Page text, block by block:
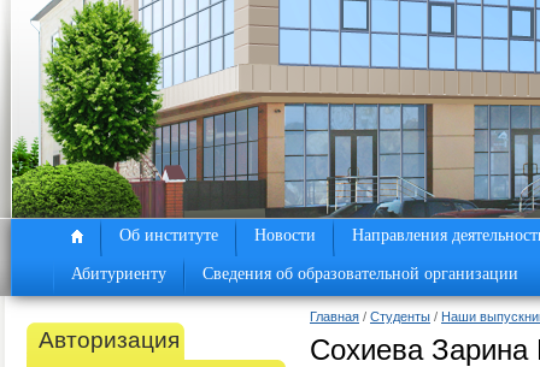
Об институте Новости Направления
Абитуриенту Сведения об образовательной организации
Авторизация
Главная / Студенты / Наши
Сохиева Зарина